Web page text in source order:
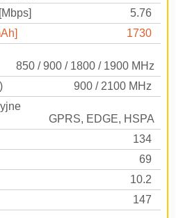
5.76
1730
850 / 900 / 1800 / 1900 MHz
900 / 2100 MHz
GPRS, EDGE, HSPA
134
69
10.2
147